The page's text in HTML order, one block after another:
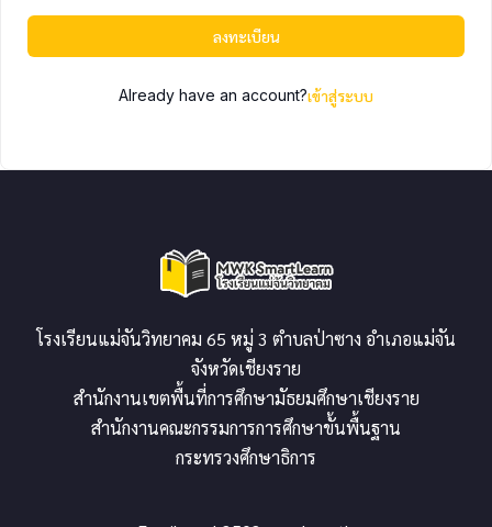
ลงทะเบียน
Already have an account?เข้าสู่ระบบ
โรงเรียนแม่จันวิทยาคม 65 หมู่ 3 ตำบลป่าซาง อำเภอแม่จัน
จังหวัดเชียงราย
สำนักงานเขตพื้นที่การศึกษามัธยมศึกษาเชียงราย
สำนักงานคณะกรรมการการศึกษาขั้นพื้นฐาน
กระทรวงศึกษาธิการ